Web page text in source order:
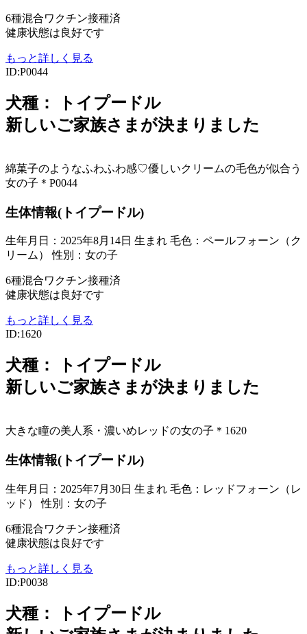
6種混合ワクチン接種済
健康状態は良好です
もっと詳しく見る
ID:P0044
犬種：
トイプードル
新しいご家族さまが決まりました
綿菓子のようなふわふわ感♡優しいクリームの毛色が似合う
女の子＊P0044
生体情報(トイプードル)
生年月日：2025年8月14日 生まれ 毛色：ペールフォーン（ク
リーム）
性別：女の子
6種混合ワクチン接種済
健康状態は良好です
もっと詳しく見る
ID:1620
犬種：
トイプードル
新しいご家族さまが決まりました
大きな瞳の美人系・濃いめレッドの女の子＊1620
生体情報(トイプードル)
生年月日：2025年7月30日 生まれ 毛色：レッドフォーン（レ
ッド）
性別：女の子
6種混合ワクチン接種済
健康状態は良好です
もっと詳しく見る
ID:P0038
犬種：
トイプードル